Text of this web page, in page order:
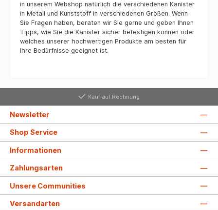
in unserem Webshop natürlich die verschiedenen Kanister
in Metall und Kunststoff in verschiedenen Größen. Wenn
Sie Fragen haben, beraten wir Sie gerne und geben Ihnen
Tipps, wie Sie die Kanister sicher befestigen können oder
welches unserer hochwertigen Produkte am besten für
Ihre Bedürfnisse geeignet ist.
Kauf auf Rechnung
Newsletter
Shop Service
Informationen
Zahlungsarten
Unsere Communities
Versandarten